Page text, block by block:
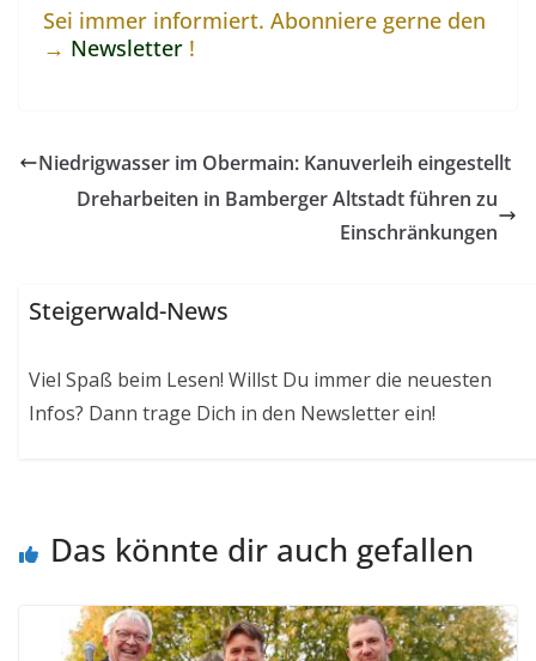
Sei immer informiert. Abonniere gerne den
→ Newsletter !
Niedrigwasser im Obermain: Kanuverleih eingestellt
Dreharbeiten in Bamberger Altstadt führen zu
Einschränkungen
Steigerwald-News
Viel Spaß beim Lesen! Willst Du immer die neuesten
Infos? Dann trage Dich in den Newsletter ein!
Das könnte dir auch gefallen